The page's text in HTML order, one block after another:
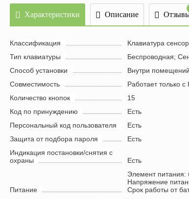
Характеристики Описание
Классификация
Клавиатура
Тип клавиатуры
Беспроводная;
Способ установки
Внутри помещений
Совместимость
Работает только
Количество кнопок
15
Код по принуждению
Есть
Персональный код пользователя
Есть
Защита от подбора пароля
Есть
Индикация постановки/снятия с
охраны
Есть
Питание
Элемент питания:
Напряжение
Срок работы от